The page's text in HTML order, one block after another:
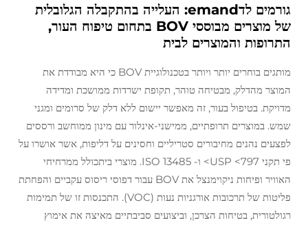
גורמים לדemand: העלייה בהתקבלה הגלובלית
של מוצרים מבוססי BOV בתחום טיפוח העור,
התרופות והמוצרים לבית
מותגים בוחרים יותר ויותר בטכנולוגיית BOV כי היא מבודדת את
המוצר מהדלק, מבטיחה טוהר, תקופת ישרדות ממושכת ומדידה
מדויקת. בטיפול בעור, זה מאפשר יישום ללא דלק של סרומים ומגני
שמש. במוצרים תרופתיים, ממישני-אינלור עם מינון ממוחשב ורססים
לפצעים נהנים מחיבורים סטריליים וחסינים על דליפות, אשר אושרו על
פי תקני USP <797> ו- ISO 13485. מוצרי ביתכולל ממרחיחי
האוויר ופיחות ניקוימנצל את BOV עבור דפוסי ריסוס עקביים והפחתת
פליטות של תרכובות אורגניות נעות (VOC). התכנסות זו של תמימות
רגולטורית, בטיחות הצרכן, וביצועים סביבתיים מאיצה את אימוץ